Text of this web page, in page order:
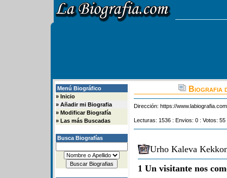
Menú Biográfico
» Inicio
» Añadir mi Biografia
» Modificar Biografía
» Las más Buscadas
Busca Biografías
Biografia
Dirección: https://
Lecturas: 1536 : Envios: 0 : Votos:
Urho Kaleva
1 Un visitante nos